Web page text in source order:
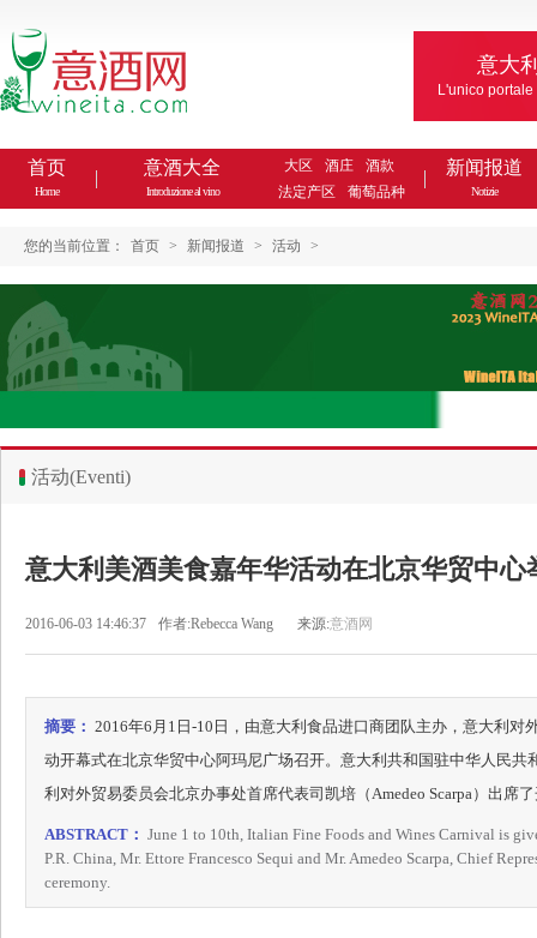
意大
L'unico
首页
Home
意酒大全
Introduzione al vino
大区 酒庄
酒款
法定产区
葡萄品种
新闻报道
Notizie
您的当前位置： 首页 > 新闻报道 > 活动 >
活动(Eventi)
意大利美酒美食嘉年华活动在北京华贸中心
2016-06-03 14:46:37 作者:Rebecca Wang 来源:意酒网
摘要： 2016年6月1日-10日，由意大利食品进口商团队主办，意大利对
动开幕式在北京华贸中心阿玛尼广场召开。意大利共和国驻中华人民共
利对外贸易委员会北京办事处首席代表司凯培（Amedeo Scarpa）出席
ABSTRACT： June 1 to 10th, Italian Fine Foods and Wines Carnival is
P.R. China, Mr. Ettore Francesco Sequi and Mr. Amedeo Scarpa, Chief
ceremony.